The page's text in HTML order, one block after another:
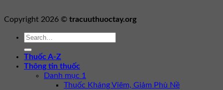
Copyright 2026 © tracuuthuoctay.org
Thuốc A-Z
Thông tin thuốc
Danh mục 1
Thuốc Kháng Viêm, Giảm Phù Nề